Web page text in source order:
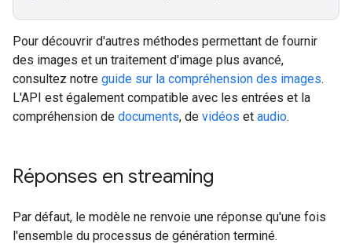
Pour découvrir d'autres méthodes permettant de fournir
des images et un traitement d'image plus avancé,
consultez notre guide sur la compréhension des images.
L'API est également compatible avec les entrées et la
compréhension de documents, de vidéos et audio.
Réponses en streaming
Par défaut, le modèle ne renvoie une réponse qu'une fois
l'ensemble du processus de génération terminé.